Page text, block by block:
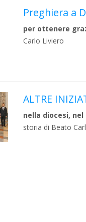
Preghiera a
per ottenere
Carlo Liviero
ALTRE
nella diocesi, nel
storia di Beato